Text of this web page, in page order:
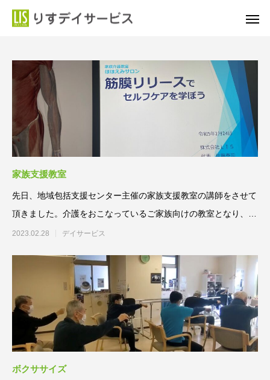
家族支援教室
先日、地域包括支援センター主催の家族支援教室の講師をさせて
頂きました。介護をおこなっているご家族向けの教室となり、今
回は「筋膜リリースでセ
2023.02.28 デイサービス
ボクササイズ